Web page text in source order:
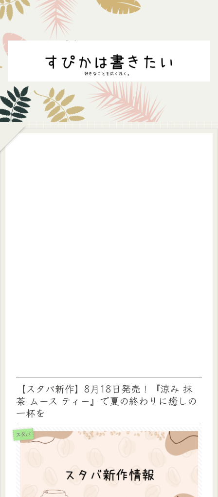
【スタバ新作】8月18日発売！『涼み 抹
茶 ムース ティー』で夏の終わりに癒しの
一杯を
スタバ